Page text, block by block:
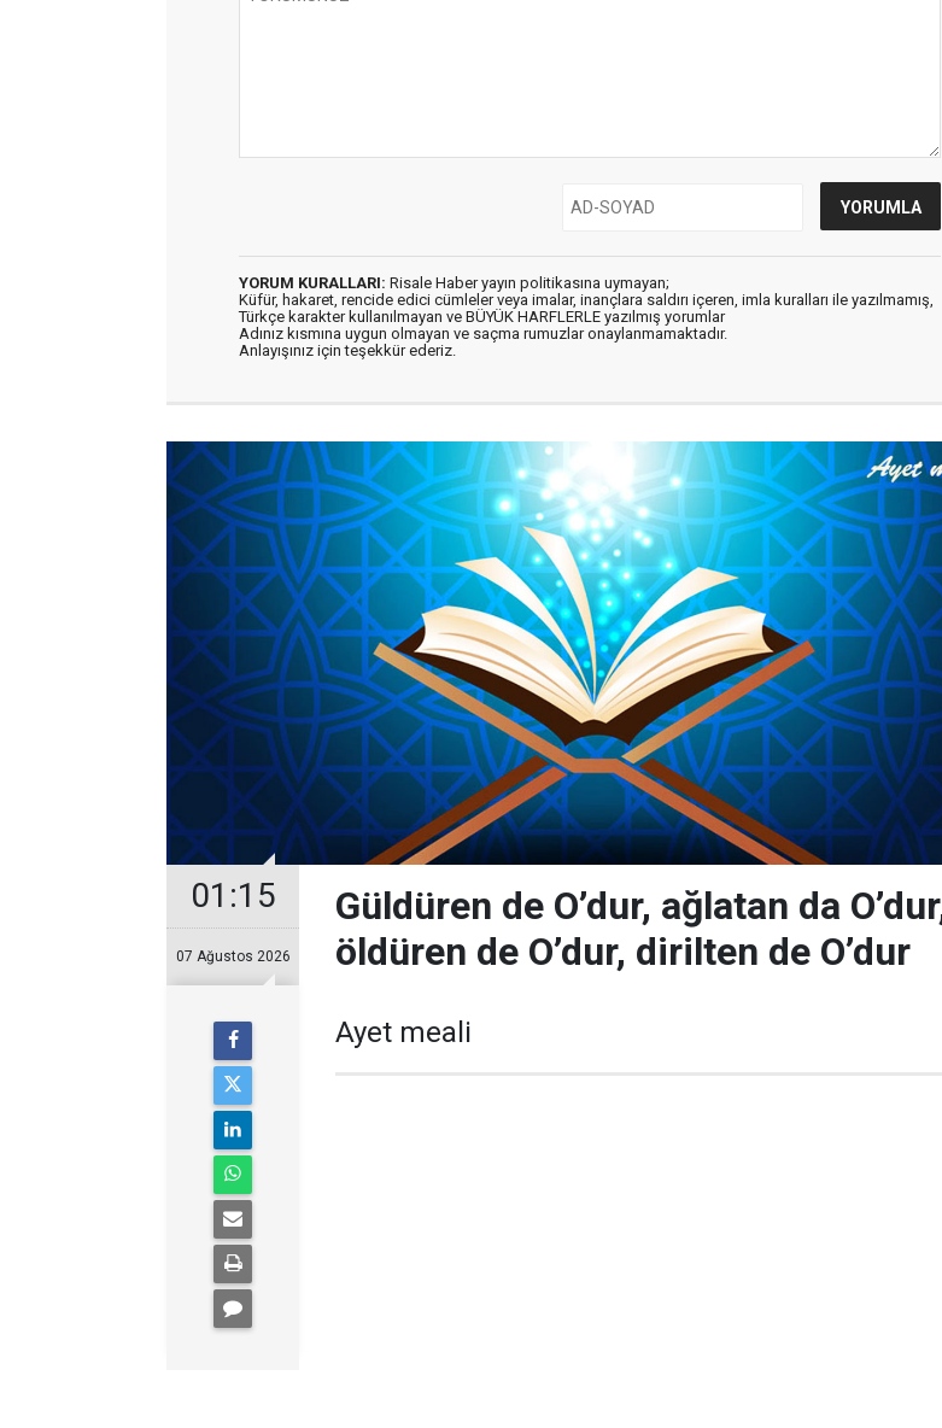
YORUM KURALLARI: Risale Haber yayın politikasına uymayan;
Küfür, hakaret, rencide edici cümleler veya imalar, inançlara saldırı içeren, imla kuralları ile yazılmamış,
Türkçe karakter kullanılmayan ve BÜYÜK HARFLERLE yazılmış yorumlar
Adınız kısmına uygun olmayan ve saçma rumuzlar onaylanmamaktadır.
Anlayışınız için teşekkür ederiz.
01:15
07 Ağustos 2026
Güldüren de O’dur, ağlatan da
öldüren de O’dur, dirilten de O’dur
Ayet meali